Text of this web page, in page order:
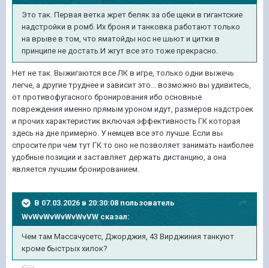
Это так. Первая ветка жрет беляк за обе щеки в гигантские
надстройки в ромб. Их броня и танковка работают только
на врыве в том, что яматойды нос не шьют и цитки в
принципе не достать.И жгут все это тоже прекрасно.
Нет не так. Выжигаются все ЛК в игре, только одни выжечь
легче, а другие труднее и зависит это... возможно вы удивитесь,
от противофугасного бронирования ибо основные
повреждения именно прямым уроном идут, размеров надстроек
и прочих характеристик включая эффективность ГК которая
здесь на дне примерно. У немцев все это лучше. Если вы
спросите при чем тут ГК то оно не позволяет занимать наиболее
удобные позиции и заставляет держать дистанцию, а она
является лучшим бронированием.
В 07.03.2026 в 20:30:08 пользователь
WvWvWvWvWvWvVW сказал:
Чем там Массачусетс, Джорджия, 43 Вирджиния танкуют
кроме быстрых хилок?